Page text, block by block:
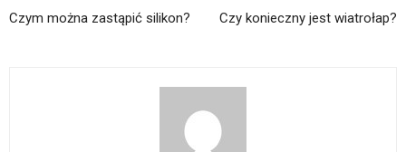
Czym można zastąpić silikon? Czy konieczny jest wiatrołap?